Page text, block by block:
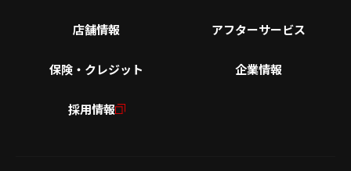
店舗情報 アフターサービス
保険・クレジット 企業情報
採用情報